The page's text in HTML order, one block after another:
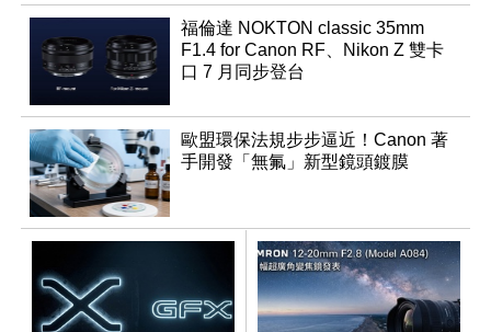
福倫達 NOKTON classic 35mm
F1.4 for Canon RF、Nikon Z 雙卡
口 7 月同步登台
歐盟環保法規步步逼近！Canon 著
手開發「無氟」新型鏡頭鍍膜